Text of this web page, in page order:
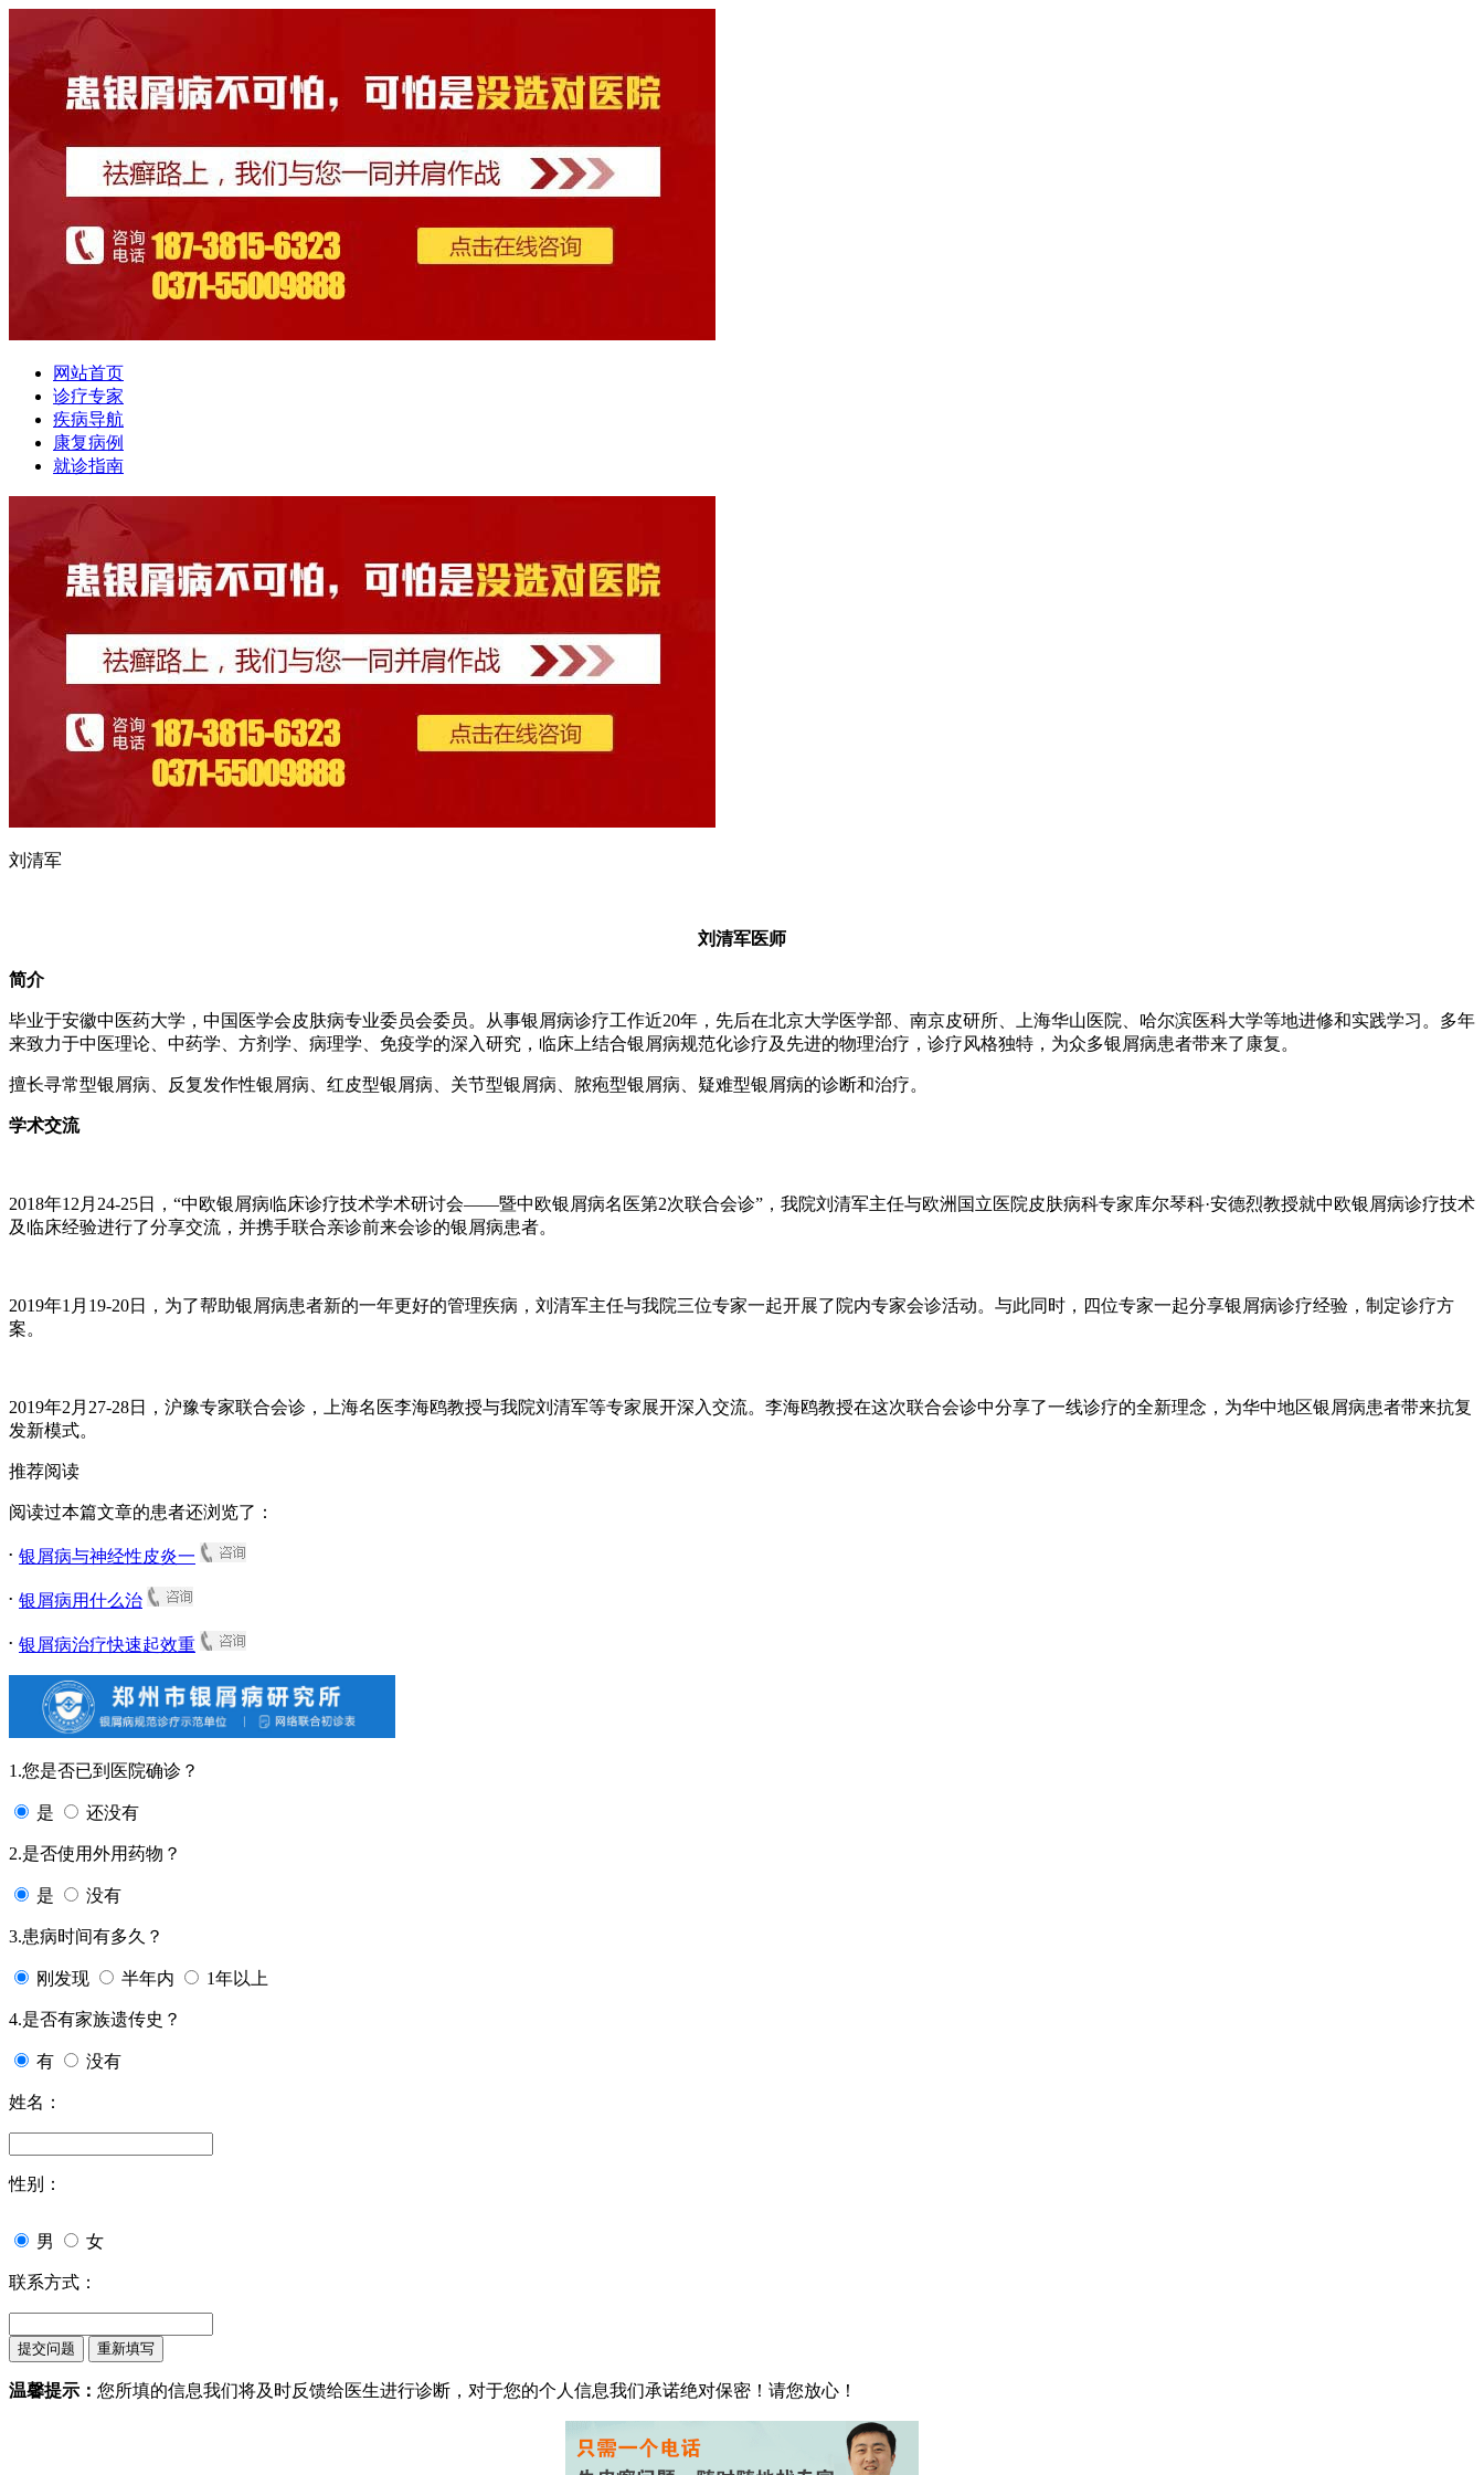
网站首页
诊疗专家
疾病导航
康复病例
就诊指南
刘清军
刘清军医师
简介
毕业于安徽中医药大学，中国医学会皮肤病专业委员会委员。从事银屑病诊疗工作近20年，先后在北京大学医学部、南京皮研所、上海华山医院、哈尔滨医科大学等地进修和实践学习。多年
来致力于中医理论、中药学、方剂学、病理学、免疫学的深入研究，临床上结合银屑病规范化诊疗及先进的物理治疗，诊疗风格独特，为众多银屑病患者带来了康复。
擅长寻常型银屑病、反复发作性银屑病、红皮型银屑病、关节型银屑病、脓疱型银屑病、疑难型银屑病的诊断和治疗。
学术交流
2018年12月24-25日，“中欧银屑病临床诊疗技术学术研讨会——暨中欧银屑病名医第2次联合会诊”，我院刘清军主任与欧洲国立医院皮肤病科专家库尔琴科·安德烈教授就中欧银屑病诊疗技术
及临床经验进行了分享交流，并携手联合亲诊前来会诊的银屑病患者。
2019年1月19-20日，为了帮助银屑病患者新的一年更好的管理疾病，刘清军主任与我院三位专家一起开展了院内专家会诊活动。与此同时，四位专家一起分享银屑病诊疗经验，制定诊疗方
案。
2019年2月27-28日，沪豫专家联合会诊，上海名医李海鸥教授与我院刘清军等专家展开深入交流。李海鸥教授在这次联合会诊中分享了一线诊疗的全新理念，为华中地区银屑病患者带来抗复
发新模式。
推荐阅读
阅读过本篇文章的患者还浏览了：
. 银屑病与神经性皮炎一
. 银屑病用什么治
. 银屑病治疗快速起效重
1.您是否已到医院确诊？
是 还没有
2.是否使用外用药物？
是 没有
3.患病时间有多久？
刚发现 半年内 1年以上
4.是否有家族遗传史？
有 没有
姓名：
性别：
男 女
联系方式：
温馨提示： 您所填的信息我们将及时反馈给医生进行诊断，对于您的个人信息我们承诺绝对保密！请您放心！